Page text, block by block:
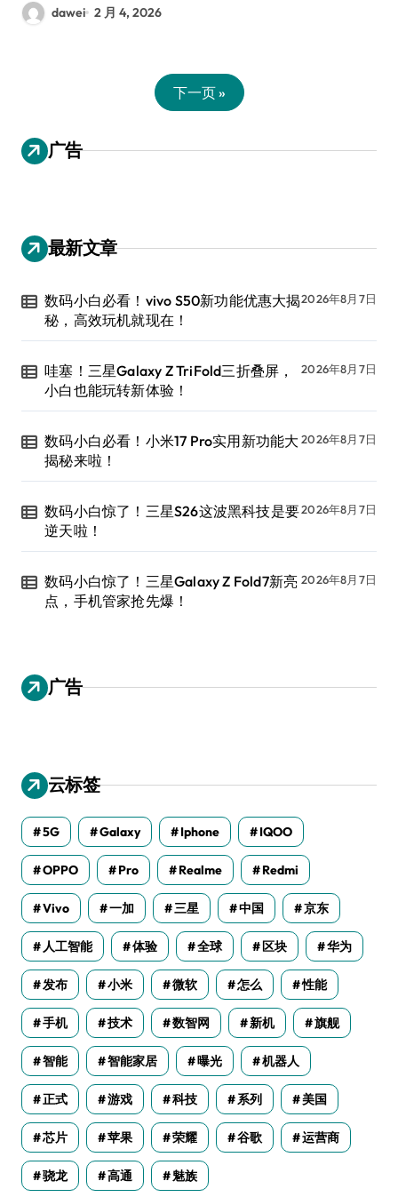
dawei 2 月 4, 2026
下一页 »
广告
最新文章
数码小白必看！vivo S50新功能优惠大揭
秘，高效玩机就现在！
2026年8月7日
哇塞！三星Galaxy Z TriFold三折叠屏，
小白也能玩转新体验！
2026年8月7日
数码小白必看！小米17 Pro实用新功能大
揭秘来啦！
2026年8月7日
数码小白惊了！三星S26这波黑科技是要
逆天啦！
2026年8月7日
数码小白惊了！三星Galaxy Z Fold7新亮
点，手机管家抢先爆！
2026年8月7日
广告
云标签
5G Galaxy Iphone IQOO
OPPO Pro Realme Redmi
Vivo 一加 三星 中国 京东
人工智能 体验 全球 区块 华为
发布 小米 微软 怎么 性能
手机 技术 数智网 新机 旗舰
智能 智能家居 曝光 机器人
正式 游戏 科技 系列 美国
芯片 苹果 荣耀 谷歌 运营商
骁龙 高通 魅族